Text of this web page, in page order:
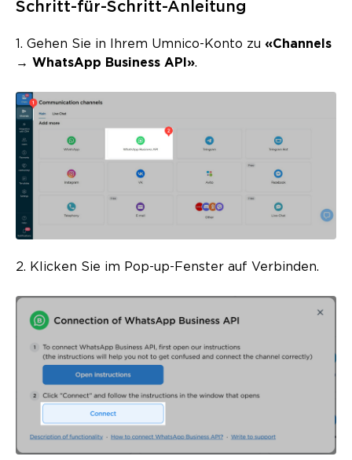
Schritt-für-Schritt-Anleitung
1. Gehen Sie in Ihrem Umnico-Konto zu «Channels
→ WhatsApp Business API».
2. Klicken Sie im Pop-up-Fenster auf Verbinden.